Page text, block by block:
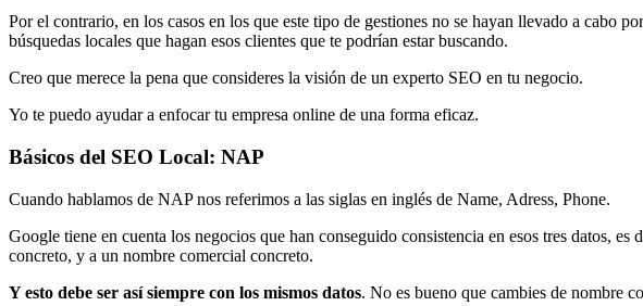
Por el contrario, en los casos en los que este tipo de gestiones no se hayan llevado a cabo
búsquedas locales que hagan esos clientes que te podrían estar buscando.
Creo que merece la pena que consideres la visión de un experto SEO en tu negocio.
Yo te puedo ayudar a enfocar tu empresa online de una forma eficaz.
Básicos del SEO Local: NAP
Cuando hablamos de NAP nos referimos a las siglas en inglés de Name, Adress, Phone.
Google tiene en cuenta los negocios que han conseguido consistencia en esos tres datos,
concreto, y a un nombre comercial concreto.
Y esto debe ser así siempre con los mismos datos. No es bueno que cambies de nombre